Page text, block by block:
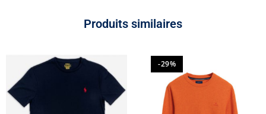
Produits similaires
-29%